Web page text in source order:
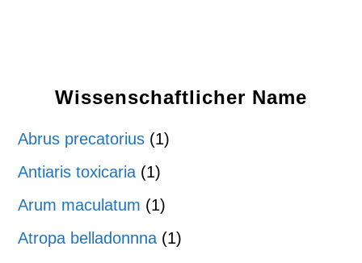
Wissenschaftlicher Name
Abrus precatorius (1)
Antiaris toxicaria (1)
Arum maculatum (1)
Atropa belladonnna (1)